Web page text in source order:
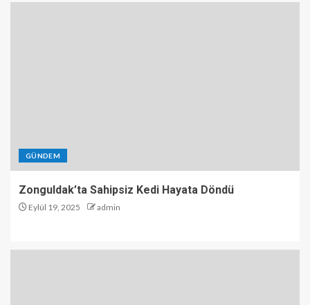
GÜNDEM
Zonguldak’ta Sahipsiz Kedi Hayata Döndü
Eylül 19, 2025 admin